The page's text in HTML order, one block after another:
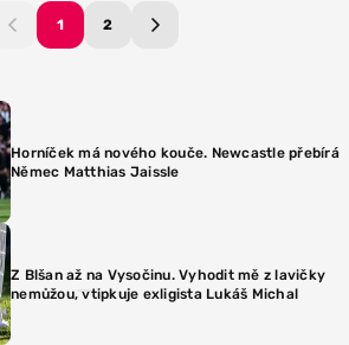
1 2
Horníček má nového kouče. Newcastle přebírá
Němec Matthias Jaissle
Z Blšan až na Vysočinu. Vyhodit mě z lavičky
nemůžou, vtipkuje exligista Lukáš Michal